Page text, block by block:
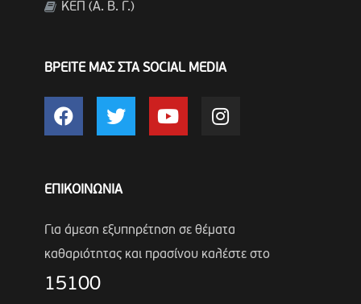
ΚΕΠ (Α. Β. Γ.)
ΒΡΕΙΤΕ ΜΑΣ ΣΤΑ SOCIAL MEDIA
ΕΠΙΚΟΙΝΩΝΙΑ
Για άμεση εξυπηρέτηση σε θέματα
καθαριότητας και πρασίνου καλέστε στο
15100